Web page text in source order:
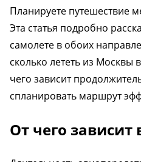
Планируете путешествие
Эта статья подробно
самолете в обоих
сколько лететь из Москвы
чего зависит
спланировать маршрут
От чего зависит